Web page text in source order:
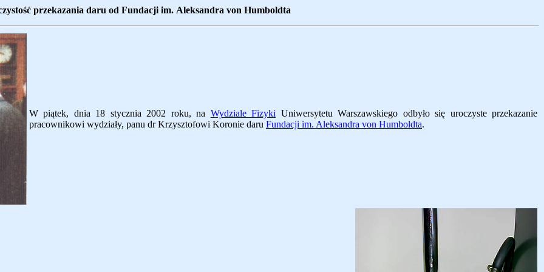
przekazania daru od Fundacji im. Aleksandra von Humboldta
W piątek, dnia 18 stycznia 2002 roku, na Wydziale Fizyki Uniwersytetu Warszawskiego odbyło się uroczyste przekazanie
pracownikowi wydziały, panu dr Krzysztofowi Koronie daru Fundacji im. Aleksandra von Humboldta.